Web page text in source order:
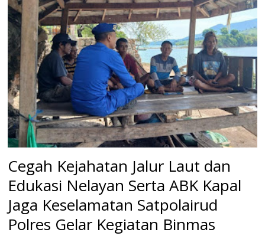
Cegah Kejahatan Jalur Laut dan
Edukasi Nelayan Serta ABK Kapal
Jaga Keselamatan Satpolairud
Polres Gelar Kegiatan Binmas